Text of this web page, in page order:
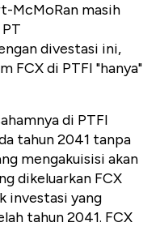
McMoRan masih
divestasi ini,
FCX di PTFI "hanya"
di PTFI
tahun 2041 tanpa
mengakuisisi akan
dikeluarkan FCX
investasi yang
tahun 2041. FCX